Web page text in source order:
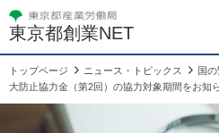
東京都創業NET
トップページ ニュース・トピックス
国
大防止協力金（第2回）の協力対象期間をお知